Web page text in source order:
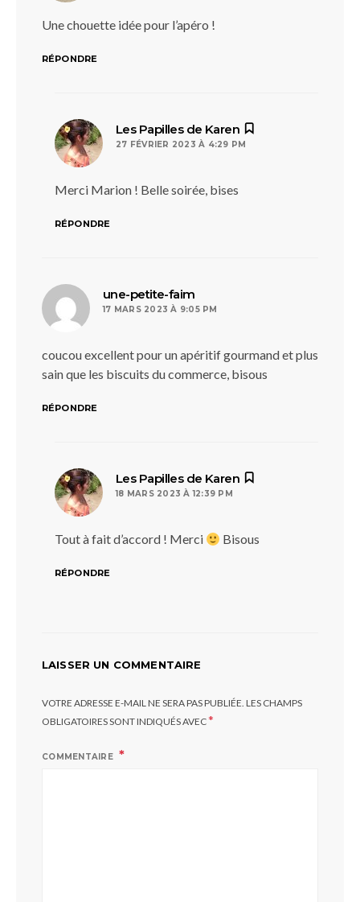
Une chouette idée pour l’apéro !
RÉPONDRE
Les Papilles de Karen
27 FÉVRIER 2023 À 4:29 PM
Merci Marion ! Belle soirée, bises
RÉPONDRE
une-petite-faim
17 MARS 2023 À 9:05 PM
coucou excellent pour un apéritif gourmand et plus
sain que les biscuits du commerce, bisous
RÉPONDRE
Les Papilles de Karen
18 MARS 2023 À 12:39 PM
Tout à fait d’accord ! Merci Bisous
RÉPONDRE
LAISSER UN COMMENTAIRE
VOTRE ADRESSE E-MAIL NE SERA PAS PUBLIÉE. LES CHAMPS
OBLIGATOIRES SONT INDIQUÉS AVEC*
COMMENTAIRE